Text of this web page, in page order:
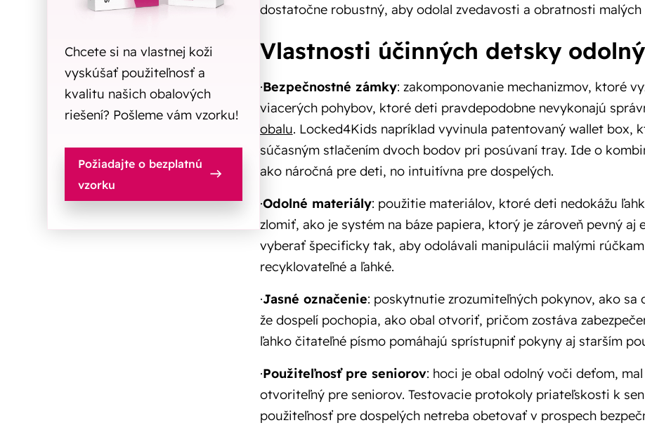
Chcete si na vlastnej koži
vyskúšať použiteľnosť a
kvalitu našich obalových
riešení? Pošleme vám vzorku!
Požiadajte o bezplatnú
vzorku
dostatočne robustný, aby odolal zvedavosti a obratnosti malých
Vlastnosti účinných detsky
·Bezpečnostné zámky: zakomponovanie mechanizmov, ktoré
viacerých pohybov, ktoré deti pravdepodobne nevykonajú
obalu. Locked4Kids napríklad vyvinula patentovaný wallet box,
súčasným stlačením dvoch bodov pri posúvaní tray. Ide o
ako náročná pre deti, no intuitívna pre dospelých.
·Odolné materiály: použitie materiálov, ktoré deti nedokážu
zlomiť, ako je systém na báze papiera, ktorý je zároveň pevný aj
vyberať špecificky tak, aby odolávali manipulácii malými
recyklovateľné a ľahké.
·Jasné označenie: poskytnutie zrozumiteľných pokynov, ako sa
že dospelí pochopia, ako obal otvoriť, pričom zostáva
ľahko čitateľné písmo pomáhajú sprístupniť pokyny aj starším
·Použiteľnosť pre seniorov: hoci je obal odolný voči deťom,
otvoriteľný pre seniorov. Testovacie protokoly priateľskosti k
použiteľnosť pre dospelých netreba obetovať v prospech